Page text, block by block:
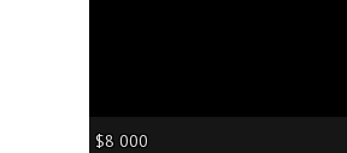
$8 000